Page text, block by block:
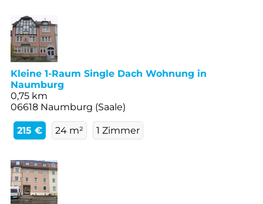
Kleine 1-Raum Single Dach Wohnung in
Naumburg
0,75 km
06618 Naumburg (Saale)
215 € 24 m² 1 Zimmer